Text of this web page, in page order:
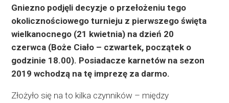
Gniezno podjęli decyzje o przełożeniu tego
okolicznościowego turnieju z pierwszego święta
wielkanocnego (21 kwietnia) na dzień 20
czerwca (Boże Ciało – czwartek, początek o
godzinie 18.00). Posiadacze karnetów na sezon
2019 wchodzą na tę imprezę za darmo.
Złożyło się na to kilka czynników – między